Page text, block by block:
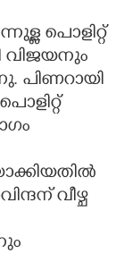
പൊളിറ്റ്
വിജയനും
പിണറായി
വീഴ്ച